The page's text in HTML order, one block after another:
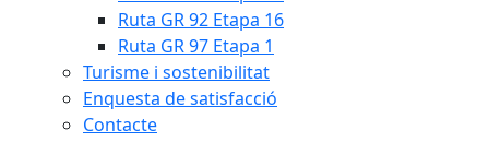
Ruta GR 92 Etapa 16
Ruta GR 97 Etapa 1
Turisme i sostenibilitat
Enquesta de satisfacció
Contacte